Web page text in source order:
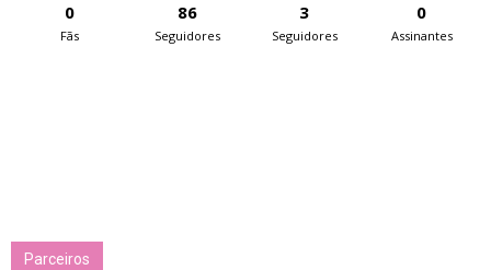
0
Fãs
86
Seguidores
3
Seguidores
0
Assinantes
Parceiros